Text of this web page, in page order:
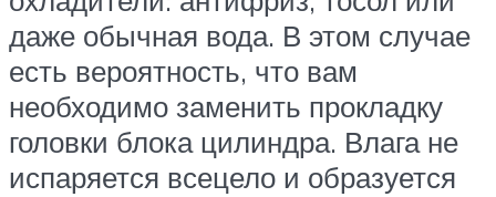
даже обычная вода. В этом случае
есть вероятность, что вам
необходимо заменить прокладку
головки блока цилиндра. Влага не
испаряется всецело и образуется